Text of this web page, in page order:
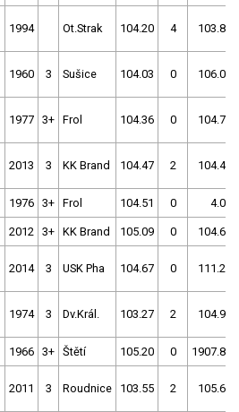
1994 Ot.Strak 104.20 4 103.86
1960 3 Sušice 104.03 0 106.08
1977 3+ Frol 104.36 0 104.71
2013 3 KK Brand 104.47 2 104.44
1976 3+ Frol 104.51 0 4.00
2012 3+ KK Brand 105.09 0 104.67
2014 3 USK Pha 104.67 0 111.29
1974 3 Dv.Král. 103.27 2 104.96
1966 3+ Štětí 105.20 0 1907.83
2011 3 Roudnice 103.55 2 105.65